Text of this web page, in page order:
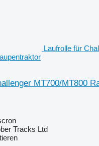
Laufrolle für
MT700/MT800
Tracks Ltd